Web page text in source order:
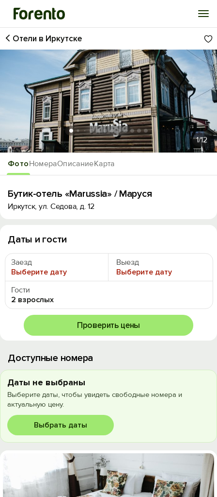
Войти
Избранное
История просмотра
Добавить свой объект
ФотоНомераОписаниеКарта
Отели в Иркутске
1/12
Бутик-отель «Marussia» / Маруся
Иркутск, ул. Седова, д. 12
Даты и гости
Заезд
Выберите дату
Выезд
Выберите дату
Гости
2 взрослых
Проверить цены
Доступные номера
Даты не выбраны
Выберите даты, чтобы увидеть свободные номера и
актуальную цену.
Выбрать даты